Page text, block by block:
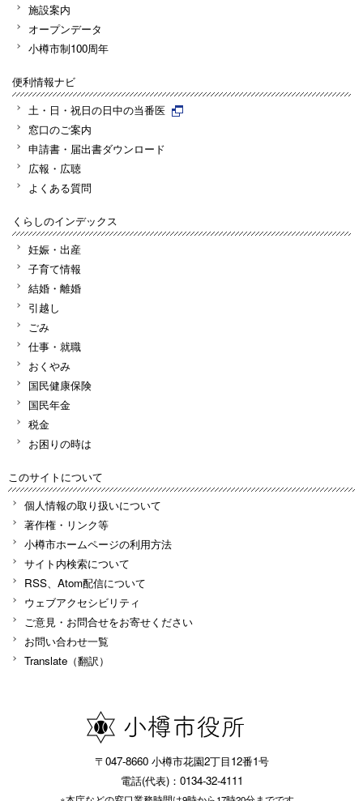
施設案内
オープンデータ
小樽市制100周年
便利情報ナビ
土・日・祝日の日中の当番医
窓口のご案内
申請書・届出書ダウンロード
広報・広聴
よくある質問
くらしのインデックス
妊娠・出産
子育て情報
結婚・離婚
引越し
ごみ
仕事・就職
おくやみ
国民健康保険
国民年金
税金
お困りの時は
このサイトについて
個人情報の取り扱いについて
著作権・リンク等
小樽市ホームページの利用方法
サイト内検索について
RSS、Atom配信について
ウェブアクセシビリティ
ご意見・お問合せをお寄せください
お問い合わせ一覧
Translate（翻訳）
〒047-8660 小樽市花園2丁目12番1号
電話(代表)：0134-32-4111